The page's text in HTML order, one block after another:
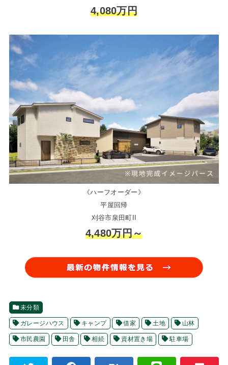
4,080万円
《ハーフオーダー》
平屋回帰
刈谷市泉田町II
4,480万円～
未分類
ガレージハウス キャンプ 借家 土地 山林
市民農園 田舎 相続 資材置き場 駐車場